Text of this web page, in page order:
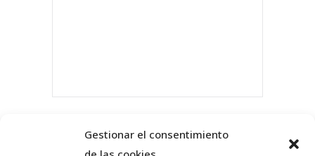
Gestionar el consentimiento